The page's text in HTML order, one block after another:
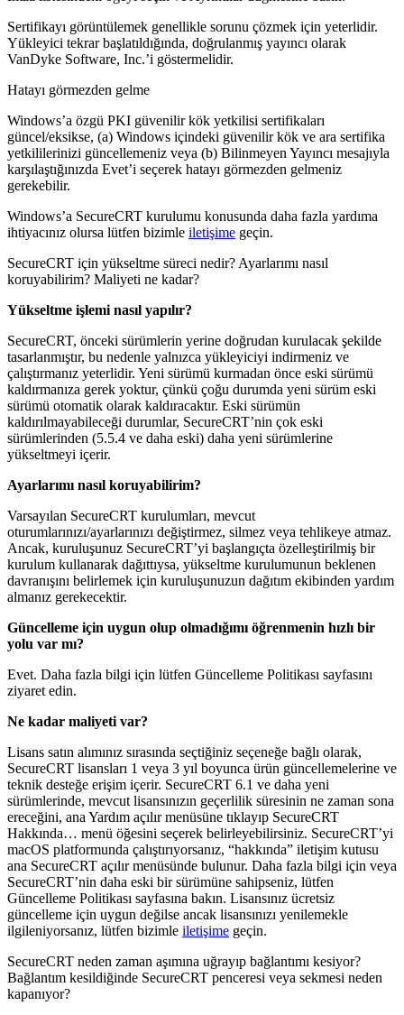
Sertifikayı görüntülemek genellikle sorunu çözmek için yeterlidir.
Yükleyici tekrar başlatıldığında, doğrulanmış yayıncı olarak
VanDyke Software, Inc.’i göstermelidir.
Hatayı görmezden gelme
Windows’a özgü PKI güvenilir kök yetkilisi sertifikaları
güncel/eksikse, (a) Windows içindeki güvenilir kök ve ara sertifika
yetkililerinizi güncellemeniz veya (b) Bilinmeyen Yayıncı mesajıyla
karşılaştığınızda Evet’i seçerek hatayı görmezden gelmeniz
gerekebilir.
Windows’a SecureCRT kurulumu konusunda daha fazla yardıma
ihtiyacınız olursa lütfen bizimle iletişime geçin.
SecureCRT için yükseltme süreci nedir? Ayarlarımı nasıl
koruyabilirim? Maliyeti ne kadar?
Yükseltme işlemi nasıl yapılır?
SecureCRT, önceki sürümlerin yerine doğrudan kurulacak şekilde
tasarlanmıştır, bu nedenle yalnızca yükleyiciyi indirmeniz ve
çalıştırmanız yeterlidir. Yeni sürümü kurmadan önce eski sürümü
kaldırmanıza gerek yoktur, çünkü çoğu durumda yeni sürüm eski
sürümü otomatik olarak kaldıracaktır. Eski sürümün
kaldırılmayabileceği durumlar, SecureCRT’nin çok eski
sürümlerinden (5.5.4 ve daha eski) daha yeni sürümlerine
yükseltmeyi içerir.
Ayarlarımı nasıl koruyabilirim?
Varsayılan SecureCRT kurulumları, mevcut
oturumlarınızı/ayarlarınızı değiştirmez, silmez veya tehlikeye atmaz.
Ancak, kuruluşunuz SecureCRT’yi başlangıçta özelleştirilmiş bir
kurulum kullanarak dağıttıysa, yükseltme kurulumunun beklenen
davranışını belirlemek için kuruluşunuzun dağıtım ekibinden yardım
almanız gerekecektir.
Güncelleme için uygun olup olmadığımı öğrenmenin hızlı bir
yolu var mı?
Evet. Daha fazla bilgi için lütfen Güncelleme Politikası sayfasını
ziyaret edin.
Ne kadar maliyeti var?
Lisans satın alımınız sırasında seçtiğiniz seçeneğe bağlı olarak,
SecureCRT lisansları 1 veya 3 yıl boyunca ürün güncellemelerine ve
teknik desteğe erişim içerir. SecureCRT 6.1 ve daha yeni
sürümlerinde, mevcut lisansınızın geçerlilik süresinin ne zaman sona
ereceğini, ana Yardım açılır menüsüne tıklayıp SecureCRT
Hakkında… menü öğesini seçerek belirleyebilirsiniz. SecureCRT’yi
macOS platformunda çalıştırıyorsanız, “hakkında” iletişim kutusu
ana SecureCRT açılır menüsünde bulunur. Daha fazla bilgi için veya
SecureCRT’nin daha eski bir sürümüne sahipseniz, lütfen
Güncelleme Politikası sayfasına bakın. Lisansınız ücretsiz
güncelleme için uygun değilse ancak lisansınızı yenilemekle
ilgileniyorsanız, lütfen bizimle iletişime geçin.
SecureCRT neden zaman aşımına uğrayıp bağlantımı kesiyor?
Bağlantım kesildiğinde SecureCRT penceresi veya sekmesi neden
kapanıyor?